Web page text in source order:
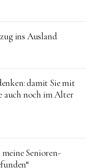
ins Ausland
damit Sie mit
auch noch im Alter
meine Senioren-